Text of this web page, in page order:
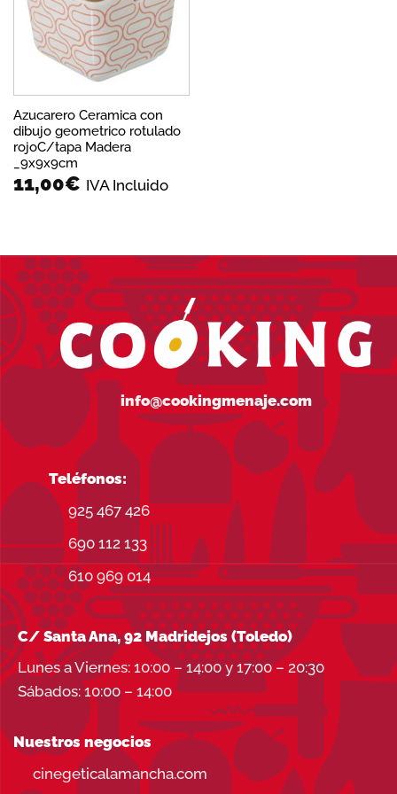
deseos
Azucarero Ceramica con
dibujo geometrico rotulado
rojoC/tapa Madera
_9x9x9cm
11,00€ IVA Incluido
info@cookingmenaje.com
Teléfonos:
925 467 426
690 112 133
610 969 014
C/ Santa Ana, 92 Madridejos (Toledo)
Lunes a Viernes: 10:00 – 14:00 y 17:00 – 20:30
Sábados: 10:00 – 14:00
Nuestros negocios
cinegeticalamancha.com